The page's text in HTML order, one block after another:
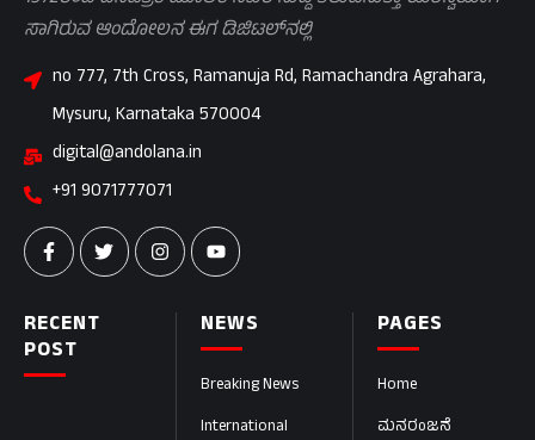
PAGES
Home
ಮನರಂಜನೆ
NEWS
Breaking News
International
RECENT
POST
ಸಾಗಿರುವ ಆಂದೋಲನ ಈಗ ಡಿಜಿಟಲ್‌ನಲ್ಲಿ
no 777, 7th Cross, Ramanuja Rd, Ramachandra Agrahara,
Mysuru, Karnataka 570004
digital@andolana.in
+91 9071777071